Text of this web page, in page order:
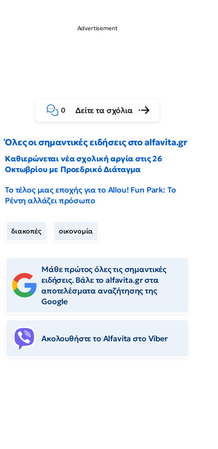
0 Δείτε τα σχόλια
Όλες οι σημαντικές ειδήσεις στο alfavita.gr
Καθιερώνεται νέα σχολική αργία στις 26
Οκτωβρίου με Προεδρικό Διάταγμα
Το τέλος μιας εποχής για το Allou! Fun Park: Το
Ρέντη αλλάζει πρόσωπο
διακοπές οικονομία
Μάθε πρώτος όλες τις σημαντικές
ειδήσεις. Βάλε το alfavita.gr στα
αποτελέσματα αναζήτησης της
Google
Ακολουθήστε το Αlfavita στο Viber